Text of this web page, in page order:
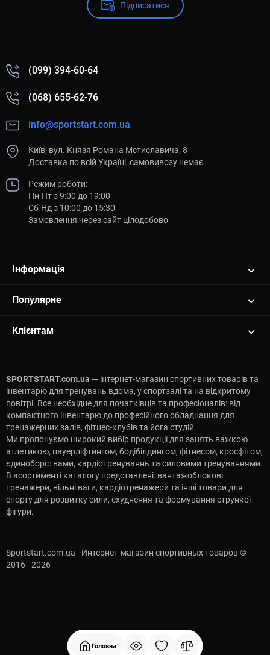
Головна
Підписатися
(099) 394-60-64
(068) 655-62-76
info@sportstart.com.ua
Київ, вул. Князя Романа Мстиславича, 8
Доставка по всій Україні, самовивозу немає
Режим роботи:
Пн-Пт з 9:00 до 19:00
Сб-Нд з 10:00 до 15:30
Замовлення через сайт цілодобово
Інформація
Популярне
Клієнтам
SPORTSTART.com.ua — інтернет-магазин спортивних товарів та
інвентарю для тренувань вдома, у спортзалі та на відкритому
повітрі. Все необхідне для початківців та професіоналів: від
компактного інвентарю до професійного обладнання для
тренажерних залів, фітнес-клубів та йога студій.
Ми пропонуємо широкий вибір продукції для занять важкою
атлетикою, пауерліфтингом, бодібілдингом, фітнесом, кросфітом,
єдиноборствами, кардіотренуваннь та силовими тренуваннями.
В асортименті каталогу представлені: вантажоблокові
тренажери, вільні ваги, кардіотренажери та інші товари для
спорту для розвитку сили, схуднення та формування стрункої
фігури.
Sportstart.com.ua - Интернет-магазин спортивных товаров ©
2016 - 2026